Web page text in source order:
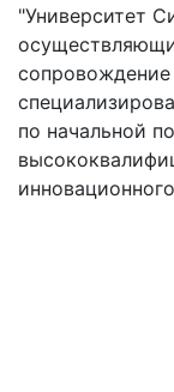
"Университет
сопровождение
по начальной